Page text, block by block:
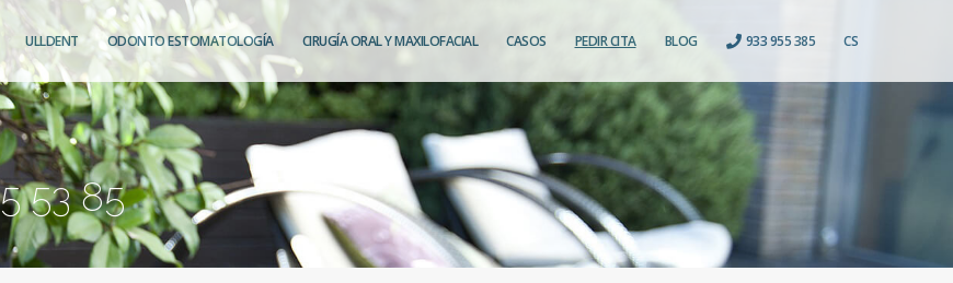
ULLDENT ODONTO ESTOMATOLOGÍA CIRUGÍA ORAL Y MAXILOFACIAL CASOS PEDIR CITA BLOG 933 955 385 CS
53 85